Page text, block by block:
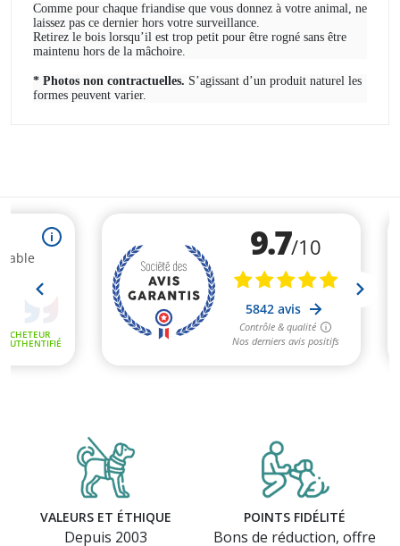
Comme pour chaque friandise que vous donnez à votre animal, ne
laissez pas ce dernier hors votre surveillance.
Retirez le bois lorsqu’il est trop petit pour être rogné sans être
maintenu hors de la mâchoire.
* Photos non contractuelles. S’agissant d’un produit naturel les
formes peuvent varier.
VALEURS ET ÉTHIQUE
Depuis 2003
POINTS FIDÉLITÉ
Bons de réduction, offre